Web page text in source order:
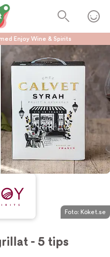
Enjoy Wine & Spirits
Foto: Köket.se
- 5 tips